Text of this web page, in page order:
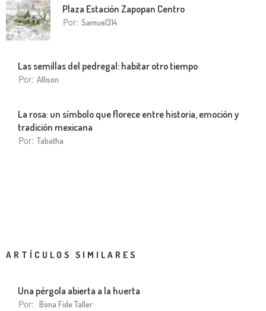
Plaza Estación Zapopan Centro
Por: Samuel314
Las semillas del pedregal: habitar otro tiempo
Por: Allison
La rosa: un símbolo que florece entre historia, emoción y
tradición mexicana
Por: Tabatha
ARTÍCULOS SIMILARES
Una pérgola abierta a la huerta
Por: Bona Fide Taller